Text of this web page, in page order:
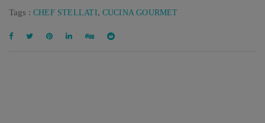
Tags : CHEF STELLATI, CUCINA GOURMET